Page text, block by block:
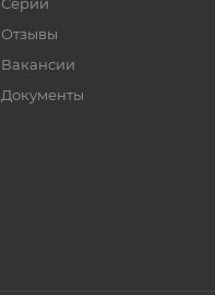
Отзывы
Вакансии
Документы